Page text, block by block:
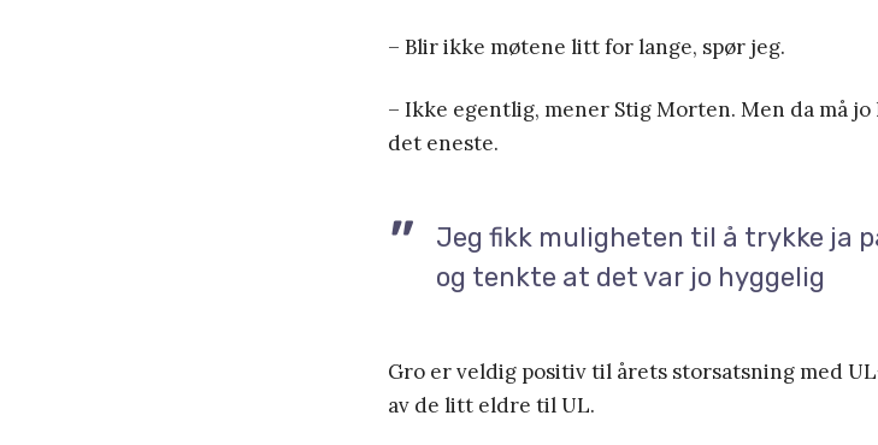
– Blir ikke møtene litt for lange, spør jeg.
– Ikke egentlig, mener Stig Morten. Men da må
det eneste.
Jeg fikk muligheten til å trykke ja
og tenkte at det var jo hyggelig
Gro er veldig positiv til årets storsatsning med
av de litt eldre til UL.